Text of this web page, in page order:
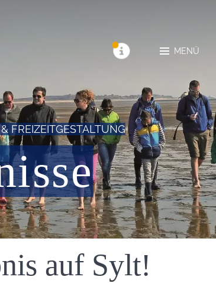
MENÜ
FREIZEITGESTALTUNG
auf Sylt!